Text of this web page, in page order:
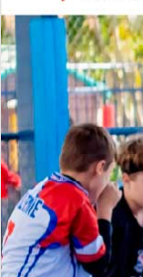
NOSSO